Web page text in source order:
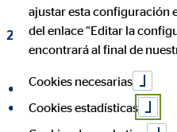
22 de febrero de 2021|OVB
compartir en Facebook
compartir en LinkedIn
ajustar esta configuración
del enlace “Editar la
encontrará al final de
Cookies necesarias
Cookies estadísticas